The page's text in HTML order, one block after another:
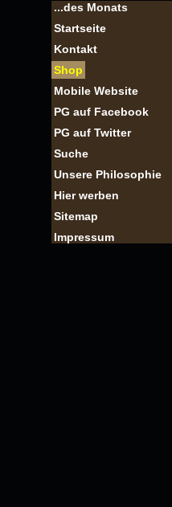
...des Monats
Startseite
Kontakt
Shop
Mobile Website
PG auf Facebook
PG auf Twitter
Suche
Unsere Philosophie
Hier werben
Sitemap
Impressum